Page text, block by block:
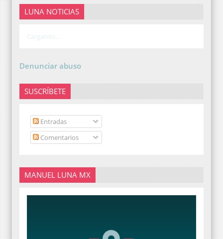
LUNA NOTICIAS
Cargando...
Denunciar abuso
SUSCRÍBETE
Entradas
Comentarios
MANUEL LUNA MX